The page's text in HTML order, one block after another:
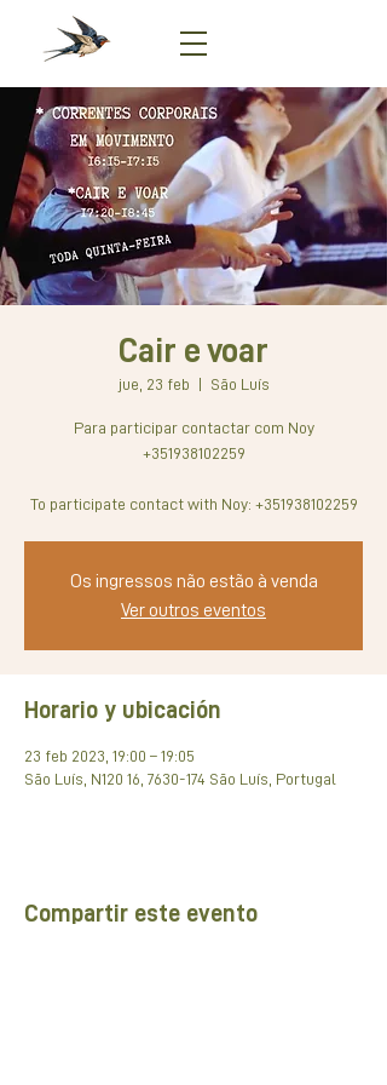
Cair e voar
jue, 23 feb São Luís
Para participar contactar com Noy
+351938102259
To participate contact with Noy: +351938102259
Os ingressos não estão à venda
Ver outros eventos
Horario y ubicación
23 feb 2023, 19:00 – 19:05
São Luís, N120 16, 7630-174 São Luís, Portugal
Compartir este evento